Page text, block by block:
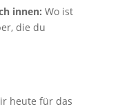
innen: Wo ist
die du
heute für das